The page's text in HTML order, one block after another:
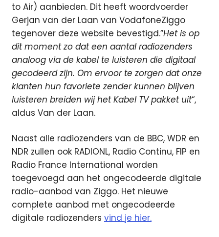
to Air) aanbieden. Dit heeft woordvoerder
Gerjan van der Laan van VodafoneZiggo
tegenover deze website bevestigd.”Het is op
dit moment zo dat een aantal radiozenders
analoog via de kabel te luisteren die digitaal
gecodeerd zijn. Om ervoor te zorgen dat onze
klanten hun favoriete zender kunnen blijven
luisteren breiden wij het Kabel TV pakket uit“,
aldus Van der Laan.
Naast alle radiozenders van de BBC, WDR en
NDR zullen ook RADIONL, Radio Continu, FIP en
Radio France International worden
toegevoegd aan het ongecodeerde digitale
radio-aanbod van Ziggo. Het nieuwe
complete aanbod met ongecodeerde
digitale radiozenders vind je hier.